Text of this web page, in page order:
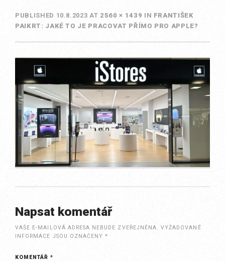
PUBLISHED 10.8.2023 AT 2560 × 1439 IN FRANTIŠEK
PAIKRT: JAKÉ TO JE PRACOVAT PŘÍMO PRO APPLE?
Napsat komentář
VAŠE E-MAILOVÁ ADRESA NEBUDE ZVEŘEJNĚNA. VYŽADOVANÉ
INFORMACE JSOU OZNAČENY*
KOMENTÁŘ*